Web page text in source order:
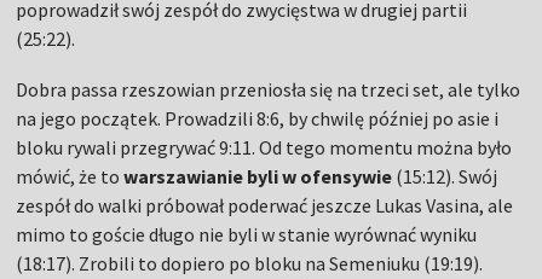
poprowadził swój zespół do zwycięstwa w drugiej partii
(25:22).
Dobra passa rzeszowian przeniosła się na trzeci set, ale tylko
na jego początek. Prowadzili 8:6, by chwilę później po asie i
bloku rywali przegrywać 9:11. Od tego momentu można było
mówić, że towarszawianie byli w ofensywie (15:12). Swój
zespół do walki próbował poderwać jeszcze Lukas Vasina, ale
mimo to goście długo nie byli w stanie wyrównać wyniku
(18:17). Zrobili to dopiero po bloku na Semeniuku (19:19).